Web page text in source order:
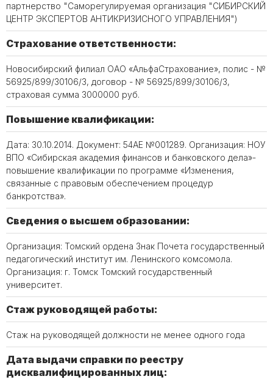
партнерство "Саморегулируемая организация "СИБИРСКИЙ
ЦЕНТР ЭКСПЕРТОВ АНТИКРИЗИСНОГО УПРАВЛЕНИЯ")
Страхование ответственности:
Новосибирский филиал ОАО «АльфаСтрахование», полис - №
56925/899/30106/3, договор - № 56925/899/30106/3,
страховая сумма 3000000 руб.
Повышение квалификации:
Дата: 30.10.2014. Документ: 54АЕ №001289. Организация: НОУ
ВПО «Сибирская академия финансов и банковского дела»-
повышение квалификации по программе «Изменения,
связанные с правовым обеспечением процедур
банкротства».
Сведения о высшем образовании:
Организация: Томский ордена Знак Почета государственный
педагогический институт им. Ленинского комсомола.
Организация: г. Томск Томский государственный
университет.
Стаж руководящей работы:
Стаж на руководящей должности не менее одного года
Дата выдачи справки по реестру
дисквалифицированных лиц: